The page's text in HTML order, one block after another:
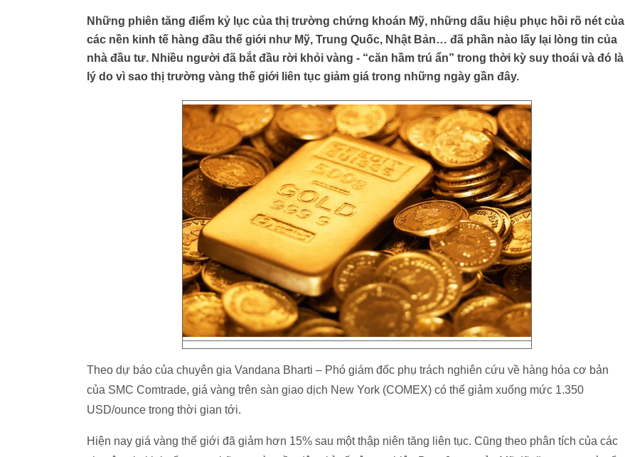
Những phiên tăng điểm kỷ lục của thị trường chứng khoán Mỹ, những dấu hiệu phục hồi rõ nét của
các nền kinh tế hàng đầu thế giới như Mỹ, Trung Quốc, Nhật Bản… đã phần nào lấy lại lòng tin của
nhà đầu tư. Nhiều người đã bắt đầu rời khỏi vàng - “căn hầm trú ẩn” trong thời kỳ suy thoái và đó là
lý do vì sao thị trường vàng thế giới liên tục giảm giá trong những ngày gần đây.
Theo dự báo của chuyên gia Vandana Bharti – Phó giám đốc phụ trách nghiên cứu về hàng hóa cơ bản
của SMC Comtrade, giá vàng trên sàn giao dịch New York (COMEX) có thể giảm xuống mức 1.350
USD/ounce trong thời gian tới.
Hiện nay giá vàng thế giới đã giảm hơn 15% sau một thập niên tăng liên tục. Cũng theo phân tích của các